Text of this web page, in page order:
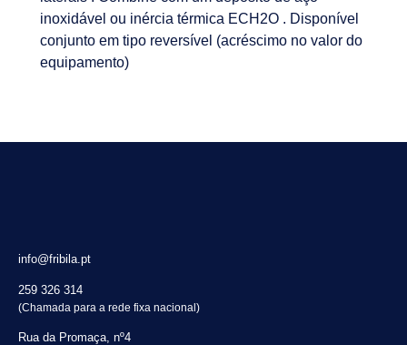
inoxidável ou inércia térmica ECH2O . Disponível
conjunto em tipo reversível (acréscimo no valor do
equipamento)
info@fribila.pt
259 326 314
(Chamada para a rede fixa nacional)
Rua da Promaça, nº4